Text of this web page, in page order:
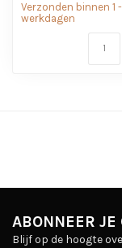
Verzonden binnen 1
werkdagen
ABONNEER
Blijf op de hoogte